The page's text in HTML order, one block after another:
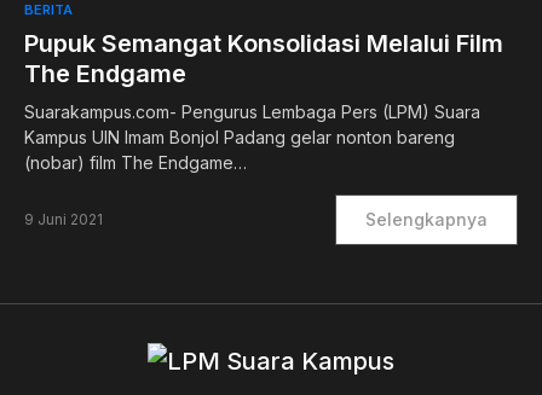
BERITA
Pupuk Semangat Konsolidasi Melalui Film
The Endgame
Suarakampus.com- Pengurus Lembaga Pers (LPM) Suara
Kampus UIN Imam Bonjol Padang gelar nonton bareng
(nobar) film The Endgame…
9 Juni 2021 Selengkapnya